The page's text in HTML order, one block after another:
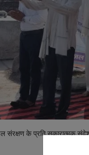
के प्रति सकारात्मक संदेश